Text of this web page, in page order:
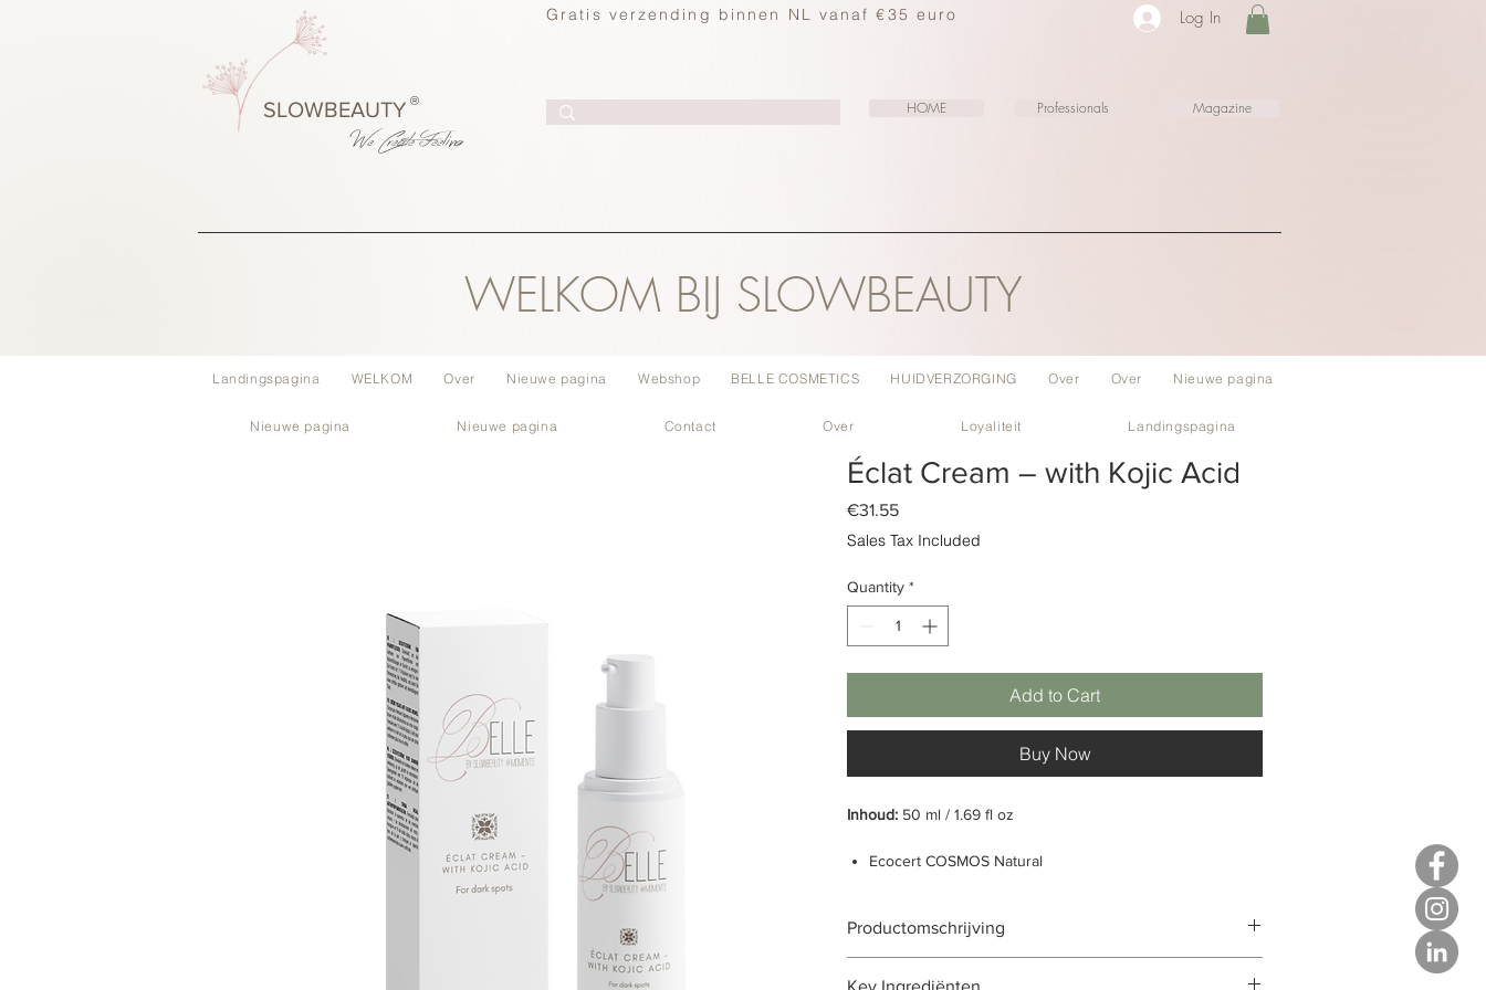
Gratis verzending binnen NL vanaf €35 euro Log In
®
SLOWBEAUTY
We CreateFeeling
HOME Professionals Magazine
WELKOM BIJ SLOWBEAUTY
Landingspagina WELKOM Over Nieuwe pagina Webshop BELLE COSMETICS HUIDVERZORGING Over Over Nieuwe pagina
Nieuwe pagina Nieuwe pagina Contact Over Loyaliteit Landingspagina
Éclat Cream – with Kojic Acid
€31.55Price
Sales Tax Included
Quantity *
Add to Cart
Buy Now
Inhoud: 50 ml / 1.69 fl oz
Ecocert COSMOS Natural
Natuurlijk oorsprong van totaal
Biologische oorsprong van totaal8%
Productomschrijving